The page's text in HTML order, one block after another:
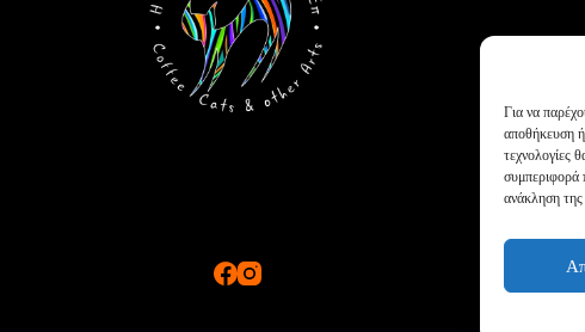
Για να
αποθήκευση
τεχνολογίες
συμπεριφορά
ανάκληση της